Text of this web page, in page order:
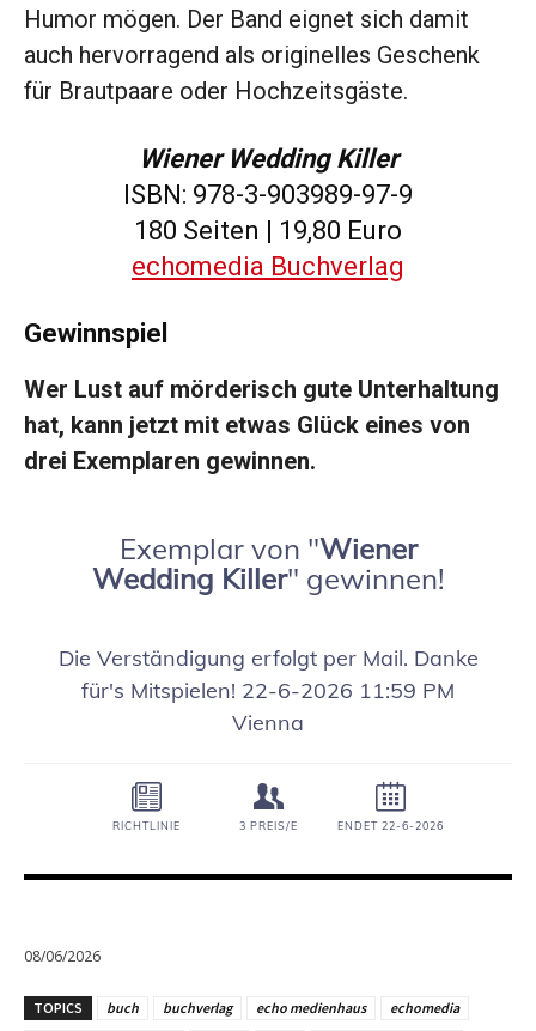
Humor mögen. Der Band eignet sich damit
auch hervorragend als originelles Geschenk
für Brautpaare oder Hochzeitsgäste.
Wiener Wedding Killer
ISBN: 978-3-903989-97-9
180 Seiten | 19,80 Euro
echomedia Buchverlag
Gewinnspiel
Wer Lust auf mörderisch gute Unterhaltung
hat, kann jetzt mit etwas Glück eines von
drei Exemplaren gewinnen.
08/06/2026
TOPICS buch buchverlag echo medienhaus echomedia